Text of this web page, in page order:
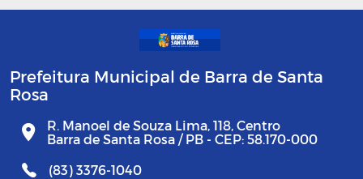
Prefeitura Municipal de Barra de Santa
Rosa
R. Manoel de Souza Lima, 118, Centro
Barra de Santa Rosa / PB - CEP: 58.170-000
(83) 3376-1040